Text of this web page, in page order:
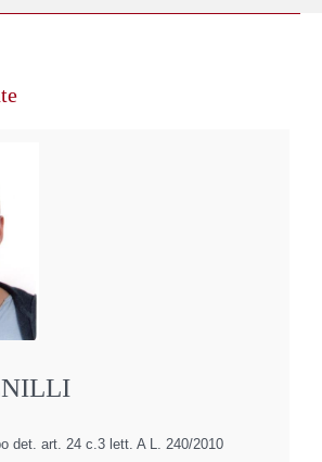
det. art. 24 c.3 lett. A L. 240/2010